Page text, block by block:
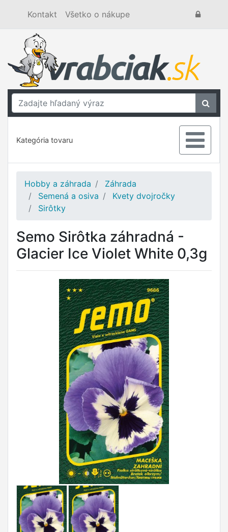
Kontakt Všetko o nákupe
Kategória tovaru
Hobby a záhrada
Záhrada
Semená a osiva
Kvety dvojročky
Sirôtky
Semo Sirôtka záhradná -
Glacier Ice Violet White 0,3g